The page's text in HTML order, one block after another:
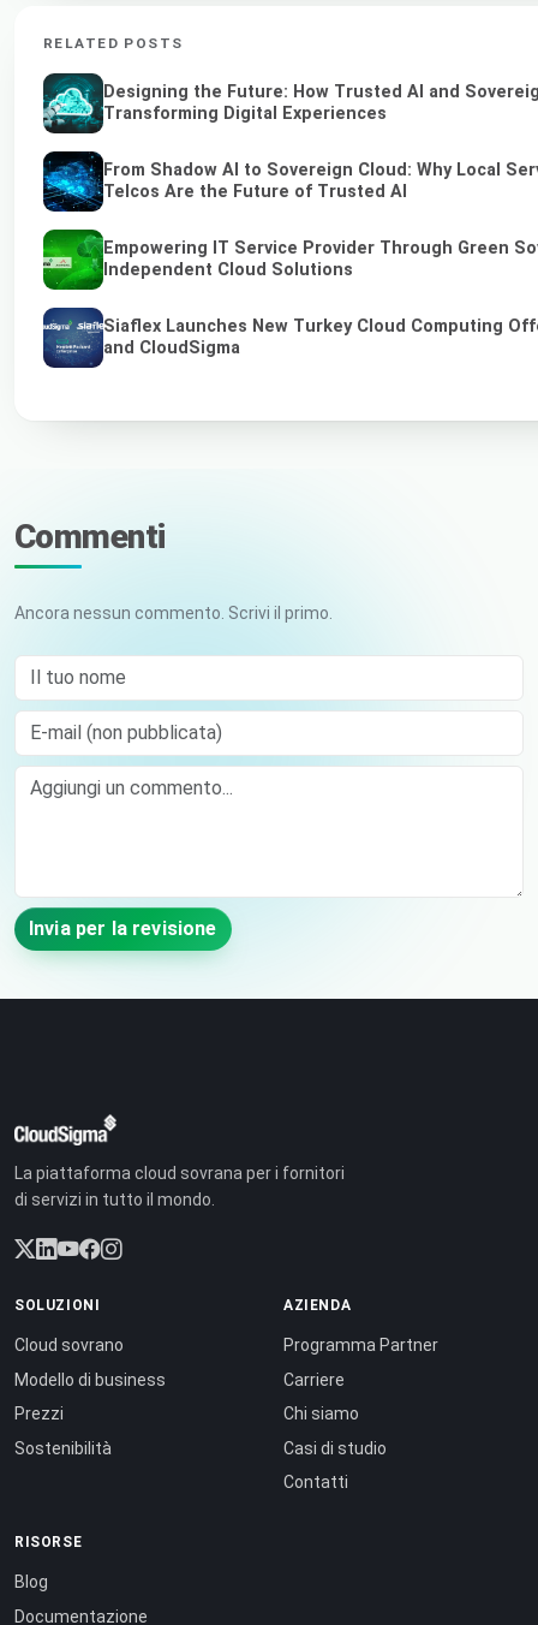
RELATED POSTS
Designing the Future: How Trusted AI and
Transforming Digital Experiences
From Shadow AI to Sovereign Cloud: Why Local
Telcos Are the Future of Trusted AI
Empowering IT Service Provider Through Green
Independent Cloud Solutions
Siaflex Launches New Turkey Cloud Computing
and CloudSigma
Commenti
Ancora nessun commento. Scrivi il primo.
Il tuo nome
E-mail (non pubblicata)
Comment
Invia per la revisione
La piattaforma cloud sovrana per i fornitori
di servizi in tutto il mondo.
SOLUZIONI
Cloud sovrano
Modello di business
Prezzi
Sostenibilità
AZIENDA
Programma Partner
Carriere
Chi siamo
Casi di studio
Contatti
RISORSE
Blog
Documentazione